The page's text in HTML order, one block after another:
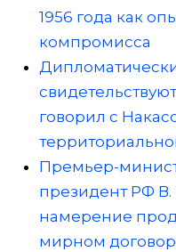
1956 года как
компромисса
говорил с
Премьер-
президент РФ
намерение
мирном